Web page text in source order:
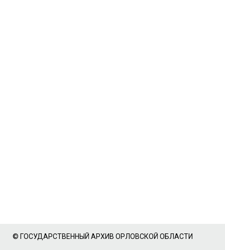
© ГОСУДАРСТВЕННЫЙ АРХИВ ОРЛОВСКОЙ ОБЛАСТИ